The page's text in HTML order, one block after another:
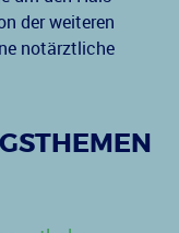
der weiteren
notärztliche